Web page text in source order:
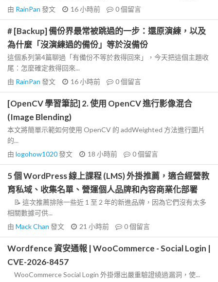
由 RainPan 發文 16 小時前 0個留言
# [Backup] 備份界最常被跳過的一步：還原演練，以及
為什麼「沒演練過的備份」等於沒備份
這個系列第4篇聊過「有備份不等於救得回來」，今天把這個主題收
尾：怎麼確定救得回來...
由 RainPan 發文 16 小時前 0個留言
[OpenCV 學習筆記] 2. 使用 OpenCV 進行影像混合
(Image Blending)
本文將簡單示範如何使用 OpenCV 的 addWeighted 方法進行圖片
的...
由 logohow1020發文 18 小時前 0個留言
5 個 WordPress 線上課程 (LMS) 外掛推薦，適合經營教
育私域、收集名單、營運個人品牌和內容商業化部署
📝 這次推薦排除一些近 1 至 2 年的新進品牌，因為它們沒有太多
相關數據可供...
由 Mack Chan 發文 21 小時前 0個留言
Wordfence 資安通報 | WooCommerce - Social Login |
CVE-2026-8457
WooCommerce Social Login 外掛爆出嚴重驗證繞過漏洞，使...